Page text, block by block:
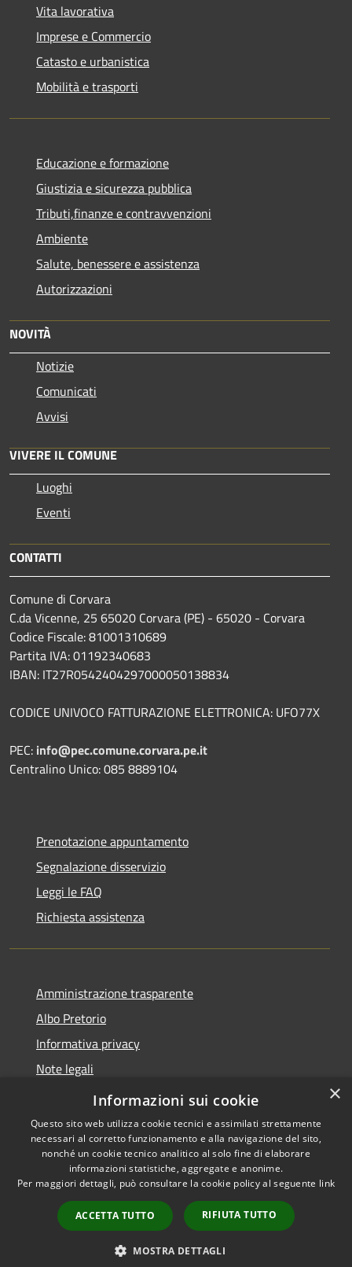
Vita lavorativa
Imprese e Commercio
Catasto e urbanistica
Mobilità e trasporti
Educazione e formazione
Giustizia e sicurezza pubblica
Tributi,finanze e contravvenzioni
Ambiente
Salute, benessere e assistenza
Autorizzazioni
NOVITÀ
Notizie
Comunicati
Avvisi
VIVERE IL COMUNE
Luoghi
Eventi
CONTATTI
Comune di Corvara
C.da Vicenne, 25 65020 Corvara (PE) - 65020 - Corvara
Codice Fiscale: 81001310689
Partita IVA: 01192340683
IBAN: IT27R0542404297000050138834
CODICE UNIVOCO FATTURAZIONE ELETTRONICA: UFO77X
PEC: info@pec.comune.corvara.pe.it
Centralino Unico: 085 8889104
Prenotazione appuntamento
Segnalazione disservizio
Leggi le FAQ
Richiesta assistenza
Amministrazione trasparente
Albo Pretorio
Informativa privacy
Note legali
Dichiarazione di accessibilità
Accessibilità
Copyright © 2026 • Comune di
Corvara • Powered by
Municipium•
Accesso
redazione
×
Informazioni sui cookie
Questo sito web utilizza cookie tecnici e assimilati strettamente
necessari al corretto funzionamento e alla navigazione del sito,
nonché un cookie tecnico analitico al solo fine di elaborare
informazioni statistiche, aggregate e anonime.
Per maggiori dettagli, può consultare la cookie policy al seguente link
ACCETTA TUTTO RIFIUTA TUTTO
MOSTRA DETTAGLI